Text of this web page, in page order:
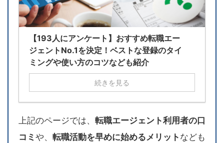
【193人にアンケート】おすすめ転職エー
ジェントNo.1を決定！ベストな登録のタイ
ミングや使い方のコツなども紹介
続きを見る
上記のページでは、 転職エージェント利用者の口
コミ や、 転職活動を早めに始めるメリット なども